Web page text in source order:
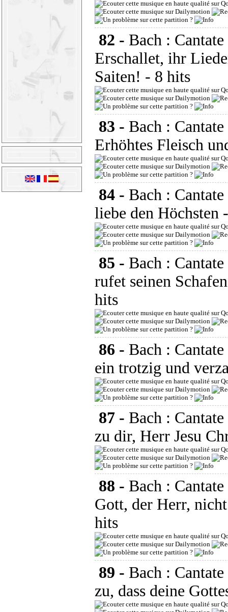
82 - Bach :
Erschallet, ihr
Saiten! - 8 hits
83 - Bach :
Erhöhtes Fleisch
84 - Bach :
liebe den Höchsten
85 - Bach :
rufet seinen
hits
86 - Bach :
ein trotzig und
87 - Bach :
zu dir, Herr Jesu
88 - Bach :
Gott, der Herr,
hits
89 - Bach :
zu, dass deine